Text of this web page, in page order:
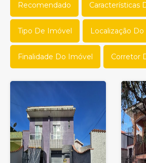
Recomendado Características
Tipo De Imóvel Localização
Finalidade Do Imóvel Corretor